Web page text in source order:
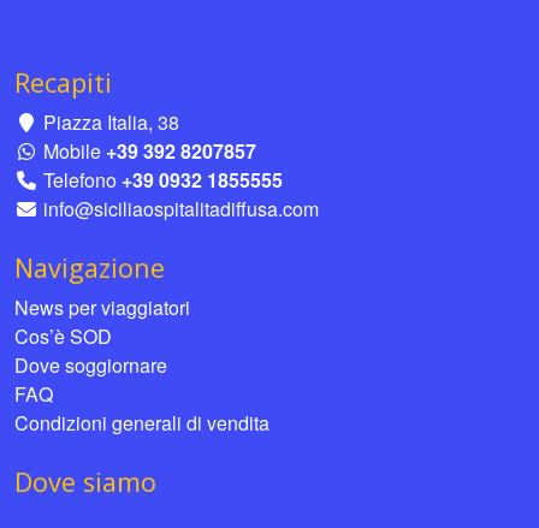
Recapiti
Piazza Italia, 38
Mobile +39 392 8207857
Telefono +39 0932 1855555
info@siciliaospitalitadiffusa.com
Navigazione
News per viaggiatori
Cos’è SOD
Dove soggiornare
FAQ
Condizioni generali di vendita
Dove siamo